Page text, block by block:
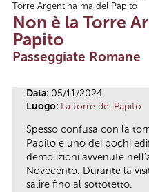
Tu sei qui
Torre Argentina ma del Papito
Non è la Torre
Papito
Passeggiate Romane
Data: 05/11/2024
Luogo: La torre del Papito
Spesso confusa con la
Papito è uno dei pochi
demolizioni avvenute
Novecento. Durante la
salire fino al sottotetto.